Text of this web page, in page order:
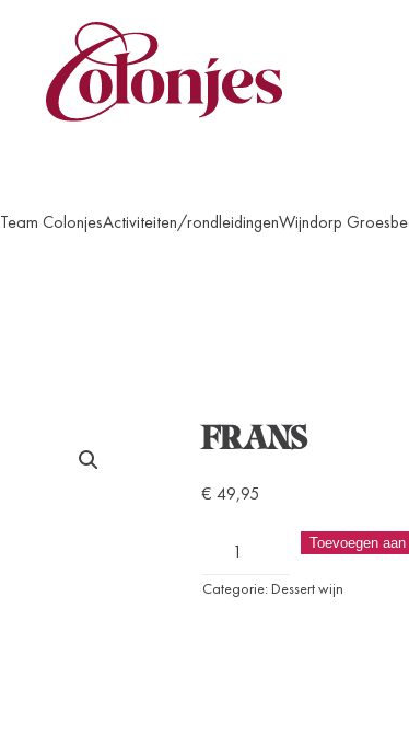
Team ColonjesActiviteiten/rondleidingenWijndorp
FRANS
€ 49,95
Frans
Toevoegen
Categorie: Dessert wijn